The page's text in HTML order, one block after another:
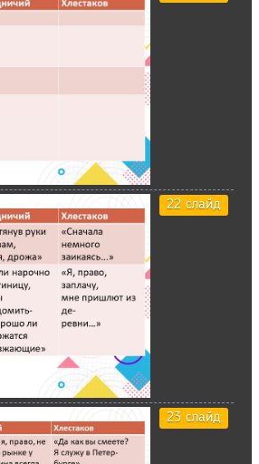
22 слайд
23 слайд